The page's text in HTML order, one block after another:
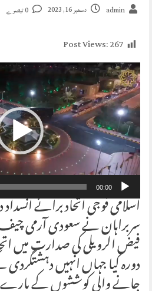
admin دسمبر 16, 2023
Post Views:267
Video
Player
00:00
اسلامی فوجی اتحاد برائے
سربراہان نے سعودی آرمی
فیض الرویلی کی صدارت میں
دورہ کیا جہاں انہیں